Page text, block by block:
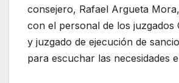
consejero, Rafael Argueta
con el personal de los juzgados
y juzgado de ejecución de
para escuchar las necesidades